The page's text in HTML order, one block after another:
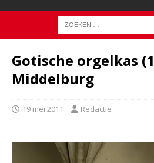
Gotische orgelkas
Middelburg
19 mei 2011 Redactie